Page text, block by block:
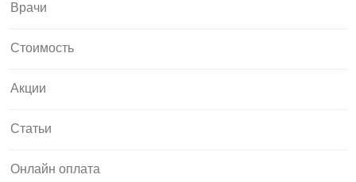
Врачи
Стоимость
Акции
Статьи
Онлайн оплата